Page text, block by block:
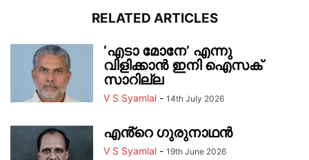
RELATED ARTICLES
‘എടാ മോനേ’ എന്നു
വിളിക്കാൻ ഇനി ഐസക്
സാറില്ല
V S Syamlal - 14th July 2026
എൻ്റെ ഗുരുനാഥൻ
V S Syamlal - 19th June 2026